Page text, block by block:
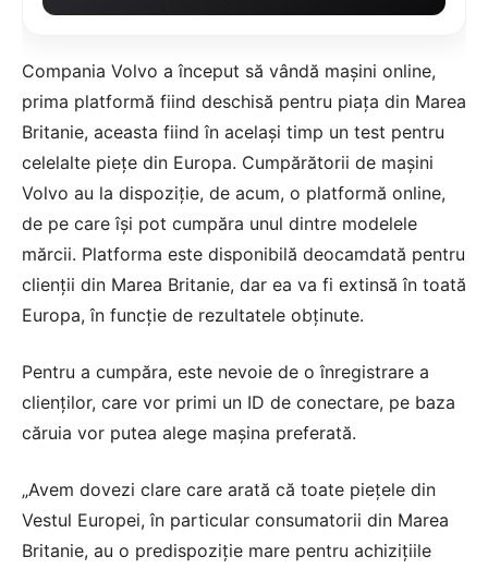
Compania Volvo a început să vândă mașini online,
prima platformă fiind deschisă pentru piața din Marea
Britanie, aceasta fiind în același timp un test pentru
celelalte piețe din Europa. Cumpărătorii de mașini
Volvo au la dispoziție, de acum, o platformă online,
de pe care își pot cumpăra unul dintre modelele
mărcii. Platforma este disponibilă deocamdată pentru
clienții din Marea Britanie, dar ea va fi extinsă în toată
Europa, în funcție de rezultatele obținute.
Pentru a cumpăra, este nevoie de o înregistrare a
clienților, care vor primi un ID de conectare, pe baza
căruia vor putea alege mașina preferată.
„Avem dovezi clare care arată că toate piețele din
Vestul Europei, în particular consumatorii din Marea
Britanie, au o predispoziție mare pentru achizițiile